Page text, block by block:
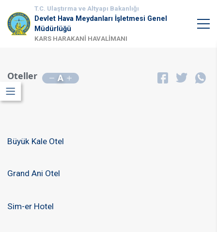
T.C. Ulaştırma ve Altyapı Bakanlığı
Devlet Hava Meydanları İşletmesi Genel
Müdürlüğü
KARS HARAKANİ HAVALİMANI
Oteller A
Büyük Kale Otel
Grand Ani Otel
Sim-er Hotel